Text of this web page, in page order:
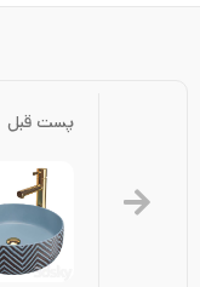
پست قبل